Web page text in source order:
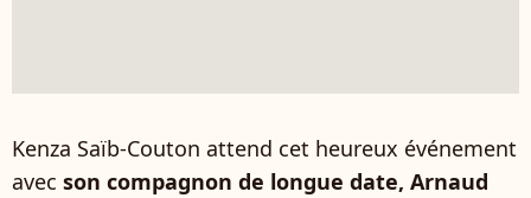
Kenza Saïb-Couton attend cet heureux événement
avec son compagnon de longue date, Arnaud